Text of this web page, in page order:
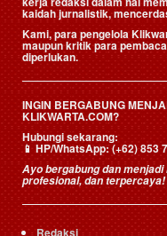
kaidah jurnalistik,
Kami, para pengelola
maupun kritik para
diperlukan.
INGIN BERGABUNG
KLIKWARTA.COM?
Hubungi sekarang:
📱HP/WhatsApp:(+62) 853
Ayo bergabung dan
profesional, dan terpercaya!
Redaksi